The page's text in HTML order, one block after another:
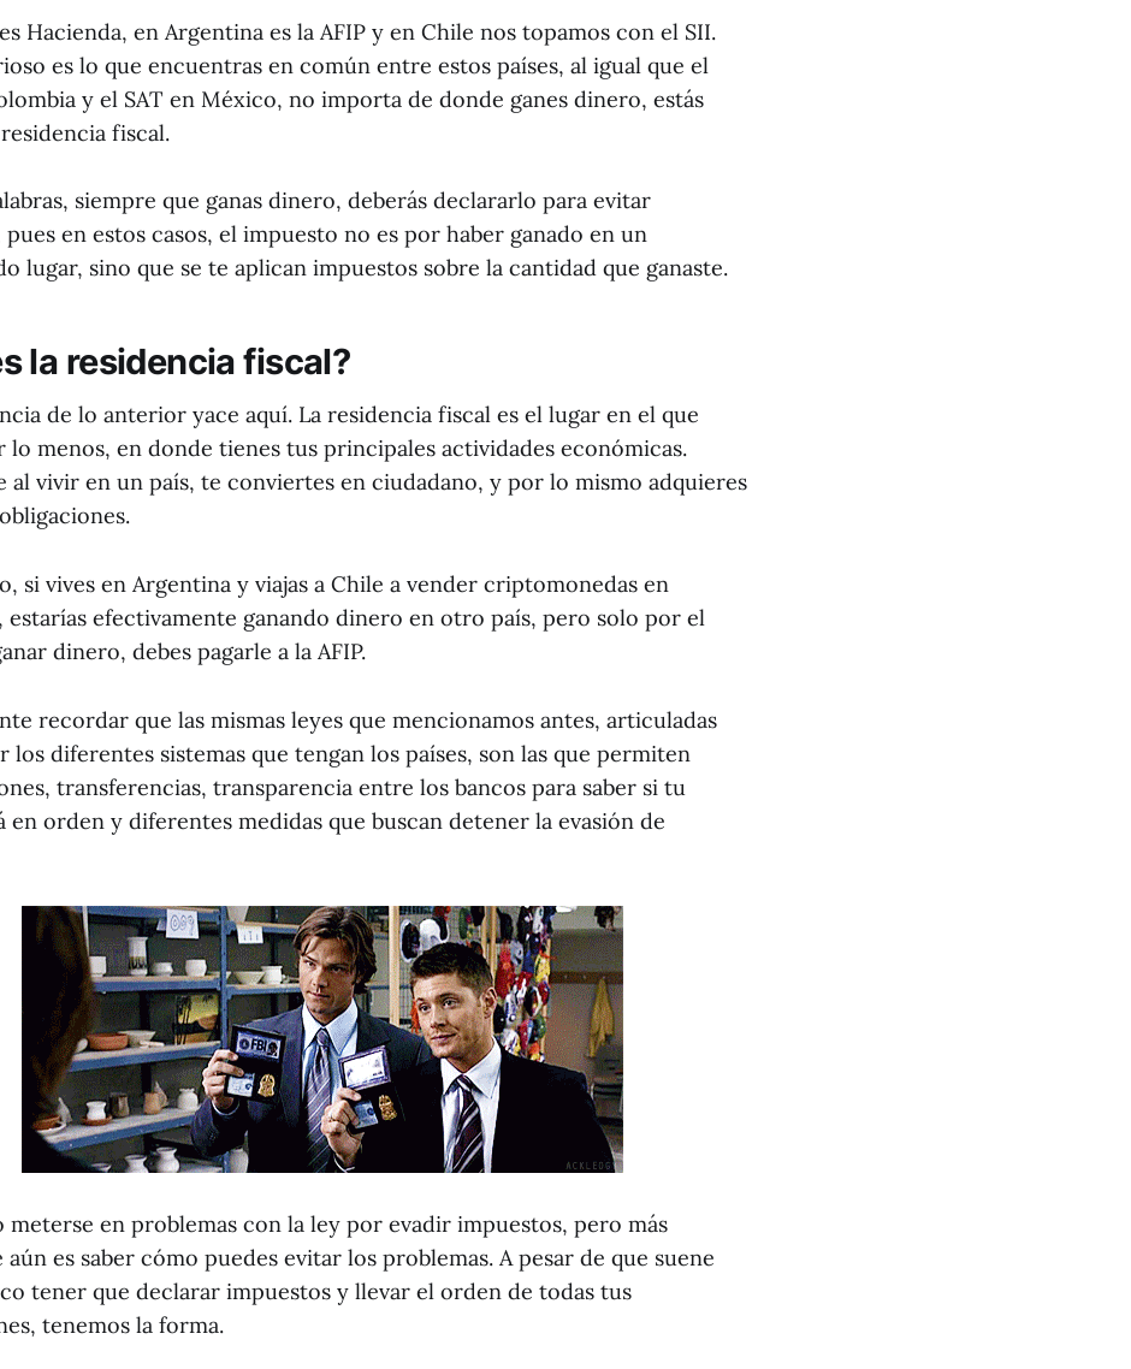
Hacienda, en Argentina es la AFIP y en Chile nos topamos con el SII.
es lo que encuentras en común entre estos países, al igual que el
y el SAT en México, no importa de donde ganes dinero, estás
fiscal.
siempre que ganas dinero, deberás declararlo para evitar
en estos casos, el impuesto no es por haber ganado en un
lugar, sino que se te aplican impuestos sobre la cantidad que ganaste.
la residencia fiscal?
de lo anterior yace aquí. La residencia fiscal es el lugar en el que
lo menos, en donde tienes tus principales actividades económicas.
al vivir en un país, te conviertes en ciudadano, y por lo mismo adquieres
si vives en Argentina y viajas a Chile a vender criptomonedas en
estarías efectivamente ganando dinero en otro país, pero solo por el
dinero, debes pagarle a la AFIP.
recordar que las mismas leyes que mencionamos antes, articuladas
los diferentes sistemas que tengan los países, son las que permiten
transferencias, transparencia entre los bancos para saber si tu
en orden y diferentes medidas que buscan detener la evasión de
meterse en problemas con la ley por evadir impuestos, pero más
es saber cómo puedes evitar los problemas. A pesar de que suene
tener que declarar impuestos y llevar el orden de todas tus
tenemos la forma.